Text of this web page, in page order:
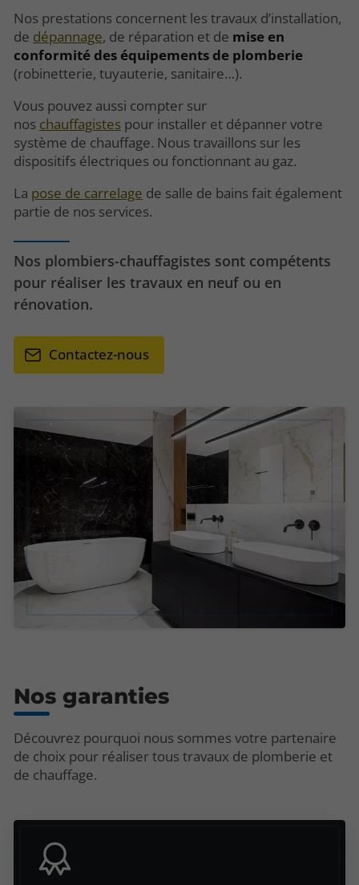
Nos prestations concernent les travaux d’installation,
de dépannage, de réparation et de mise en
conformité des équipements de plomberie
(robinetterie, tuyauterie, sanitaire…).
Vous pouvez aussi compter sur
nos chauffagistes pour installer et dépanner votre
système de chauffage. Nous travaillons sur les
dispositifs électriques ou fonctionnant au gaz.
La pose de carrelage de salle de bains fait également
partie de nos services.
Nos plombiers-chauffagistes sont compétents
pour réaliser les travaux en neuf ou en
rénovation.
Contactez-nous
Nos garanties
Découvrez pourquoi nous sommes votre partenaire
de choix pour réaliser tous travaux de plomberie et
de chauffage.